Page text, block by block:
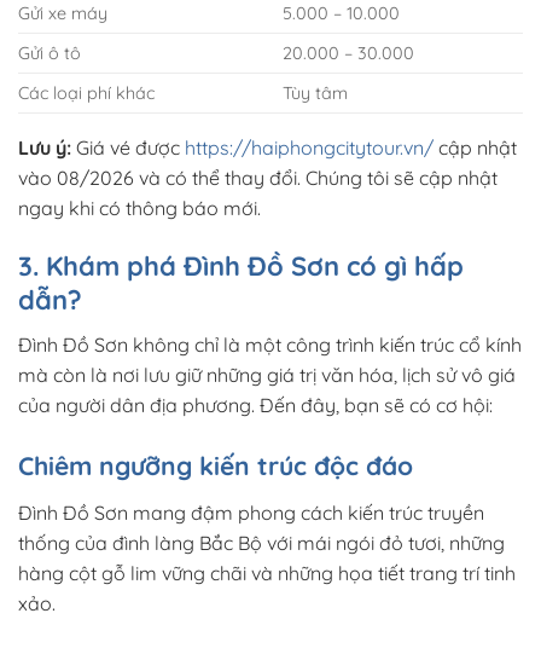
Gửi xe máy
5.000 – 10.000
Gửi ô tô
20.000 – 30.000
Các loại phí khác
Tùy tâm
Lưu ý: Giá vé được https://haiphongcitytour.vn/ cập nhật
vào 08/2026 và có thể thay đổi. Chúng tôi sẽ cập nhật
ngay khi có thông báo mới.
3. Khám phá Đình Đồ Sơn có gì hấp
dẫn?
Đình Đồ Sơn không chỉ là một công trình kiến trúc cổ kính
mà còn là nơi lưu giữ những giá trị văn hóa, lịch sử vô giá
của người dân địa phương. Đến đây, bạn sẽ có cơ hội:
Chiêm ngưỡng kiến trúc độc đáo
Đình Đồ Sơn mang đậm phong cách kiến trúc truyền
thống của đình làng Bắc Bộ với mái ngói đỏ tươi, những
hàng cột gỗ lim vững chãi và những họa tiết trang trí tinh
xảo.